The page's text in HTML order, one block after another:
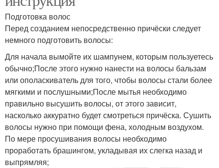
Подготовка волос
Перед созданием непосредственно причёски следует
немного подготовить волосы:
Для начала вымойте их шампунем, которым пользуетесь
обычно;После этого нужно нанести на волосы бальзам
или ополаскиватель для того, чтобы волосы стали более
мягкими и послушными;После мытья необходимо
правильно высушить волосы, от этого зависит,
насколько аккуратно будет смотреться причёска. Сушить
волосы нужно при помощи фена, холодным воздухом.
По мере просушивания волосы необходимо
проработать брашингом, укладывая их слегка назад и
выпрямляя;